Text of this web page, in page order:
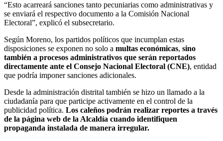
“Esto acarreará sanciones tanto pecuniarias como administrativas y
se enviará el respectivo documento a la Comisión Nacional
Electoral”, explicó el subsecretario.
Según Moreno, los partidos políticos que incumplan estas
disposiciones se exponen no solo a multas económicas, sino
también a procesos administrativos que serán reportados
directamente ante el Consejo Nacional Electoral (CNE), entidad
que podría imponer sanciones adicionales.
Desde la administración distrital también se hizo un llamado a la
ciudadanía para que participe activamente en el control de la
publicidad política. Los caleños podrán realizar reportes a través
de la página web de la Alcaldía cuando identifiquen
propaganda instalada de manera irregular.